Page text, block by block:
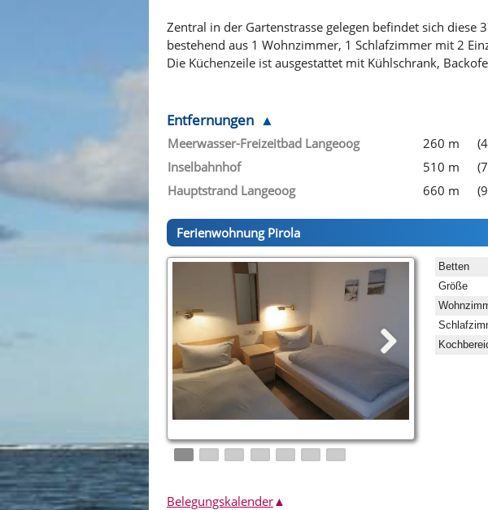
Zentral in der Gartenstrasse gelegen befindet sich diese
bestehend aus 1 Wohnzimmer, 1 Schlafzimmer mit 2
Die Küchenzeile ist ausgestattet mit Kühlschrank,
Entfernungen
Meerwasser-Freizeitbad Langeoog 260 m
Inselbahnhof
510 m
Hauptstrand Langeoog
660 m
Ferienwohnung Pirola
Betten
Größe
Belegungskalender▲